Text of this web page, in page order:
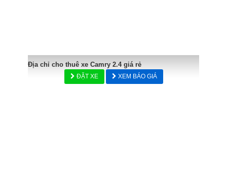
Địa chỉ cho thuê xe Camry 2.4 giá rẻ
ĐẶT XE XEM BÁO GIÁ